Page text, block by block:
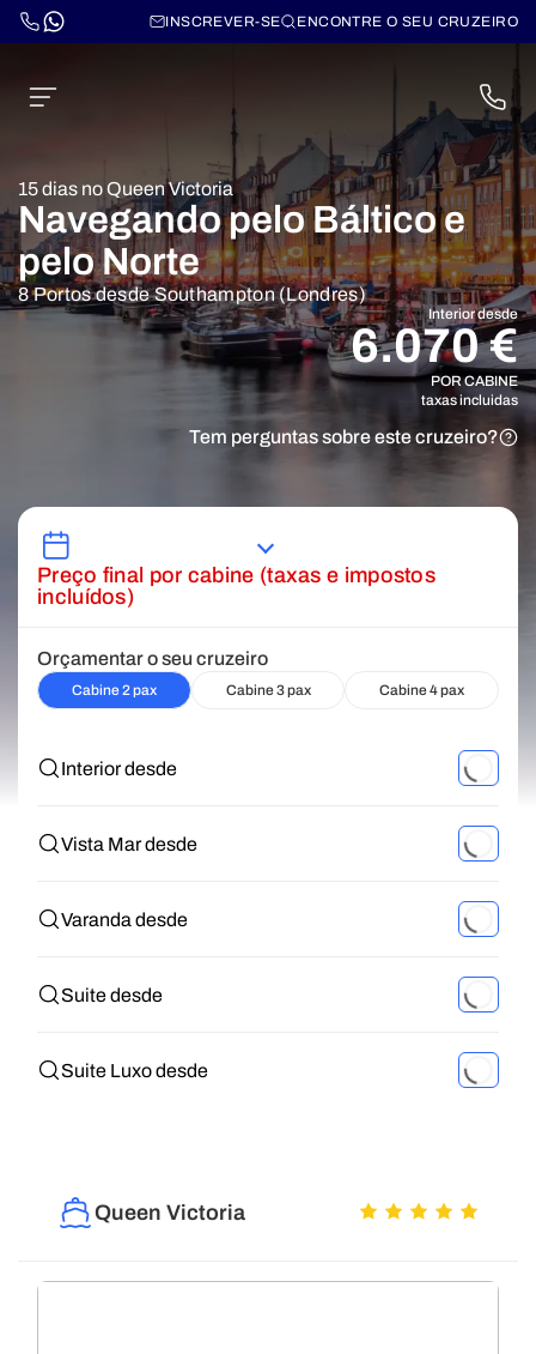
INSCREVER-SE ENCONTRE O SEU CRUZEIRO
15 dias no Queen Victoria
Navegando pelo Báltico e
pelo Norte
8 Portos desde Southampton (Londres)
Interior desde
6.070 €
POR CABINE
taxas incluidas
Tem perguntas sobre este cruzeiro?
Preço final por cabine (taxas e impostos
incluídos)
Orçamentar o seu cruzeiro
Cabine 2 pax Cabine 3 pax Cabine 4 pax
Interior desde
Vista Mar desde
Varanda desde
Suite desde
Suite Luxo desde
Queen Victoria